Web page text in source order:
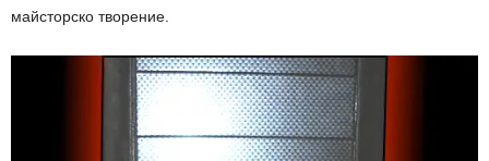
майсторско творение.